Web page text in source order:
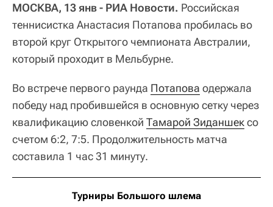
МОСКВА, 13 янв - РИА Новости. Российская
теннисистка Анастасия Потапова пробилась во
второй круг Открытого чемпионата Австралии,
который проходит в Мельбурне.
Во встрече первого раунда Потапова одержала
победу над пробившейся в основную сетку через
квалификацию словенкой Тамарой Зиданшексо
счетом 6:2, 7:5. Продолжительность матча
составила 1 час 31 минуту.
Турниры Большого шлема